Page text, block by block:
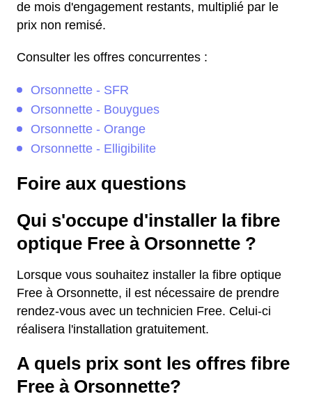
de mois d'engagement restants, multiplié par le
prix non remisé.
Consulter les offres concurrentes :
Orsonnette - SFR
Orsonnette - Bouygues
Orsonnette - Orange
Orsonnette - Elligibilite
Foire aux questions
Qui s'occupe d'installer la fibre
optique Free à Orsonnette ?
Lorsque vous souhaitez installer la fibre optique
Free à Orsonnette, il est nécessaire de prendre
rendez-vous avec un technicien Free. Celui-ci
réalisera l'installation gratuitement.
A quels prix sont les offres fibre
Free à Orsonnette?